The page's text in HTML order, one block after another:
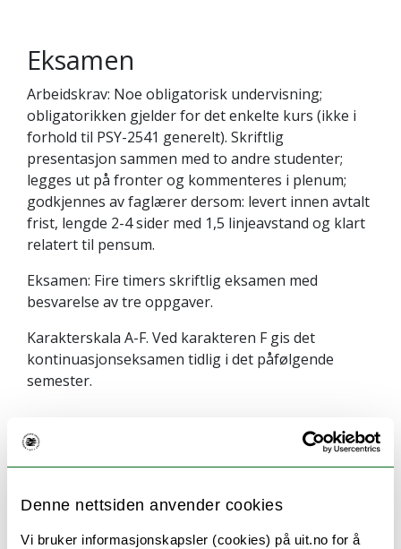
Denne nettsiden anvender cookies
Vi bruker informasjonskapsler (cookies) på uit.no for å
Eksamen
Arbeidskrav: Noe obligatorisk undervisning;
obligatorikken gjelder for det enkelte kurs (ikke i
forhold til PSY-2541 generelt). Skriftlig
presentasjon sammen med to andre studenter;
legges ut på fronter og kommenteres i plenum;
godkjennes av faglærer dersom: levert innen avtalt
frist, lengde 2-4 sider med 1,5 linjeavstand og klart
relatert til pensum.
Eksamen: Fire timers skriftlig eksamen med
besvarelse av tre oppgaver.
Karakterskala A-F. Ved karakteren F gis det
kontinuasjonseksamen tidlig i det påfølgende
semester.